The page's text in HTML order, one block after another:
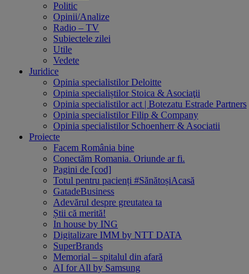
Politic
Opinii/Analize
Radio – TV
Subiectele zilei
Utile
Vedete
Juridice
Opinia specialistilor Deloitte
Opinia specialiștilor Stoica & Asociaţii
Opinia specialistilor act | Botezatu Estrade Partners
Opinia specialistilor Filip & Company
Opinia specialistilor Schoenherr & Asociatii
Proiecte
Facem România bine
Conectăm Romania. Oriunde ar fi.
Pagini de [cod]
Totul pentru pacienți #SănătoșiAcasă
GatadeBusiness
Adevărul despre greutatea ta
Știi că merită!
In house by ING
Digitalizare IMM by NTT DATA
SuperBrands
Memorial – spitalul din afară
AI for All by Samsung